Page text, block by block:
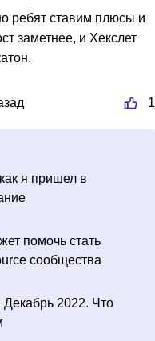
ребят ставим плюсы и
заметнее, и Хекслет
1
я пришел в
помочь стать
сообщества
2022. Что